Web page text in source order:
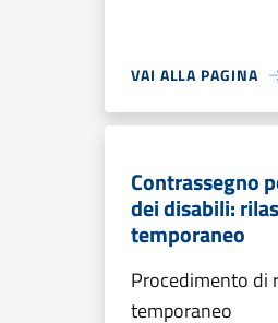
VAI ALLA PAGINA
Contrassegno
dei disabili:
temporaneo
Procedimento di
temporaneo